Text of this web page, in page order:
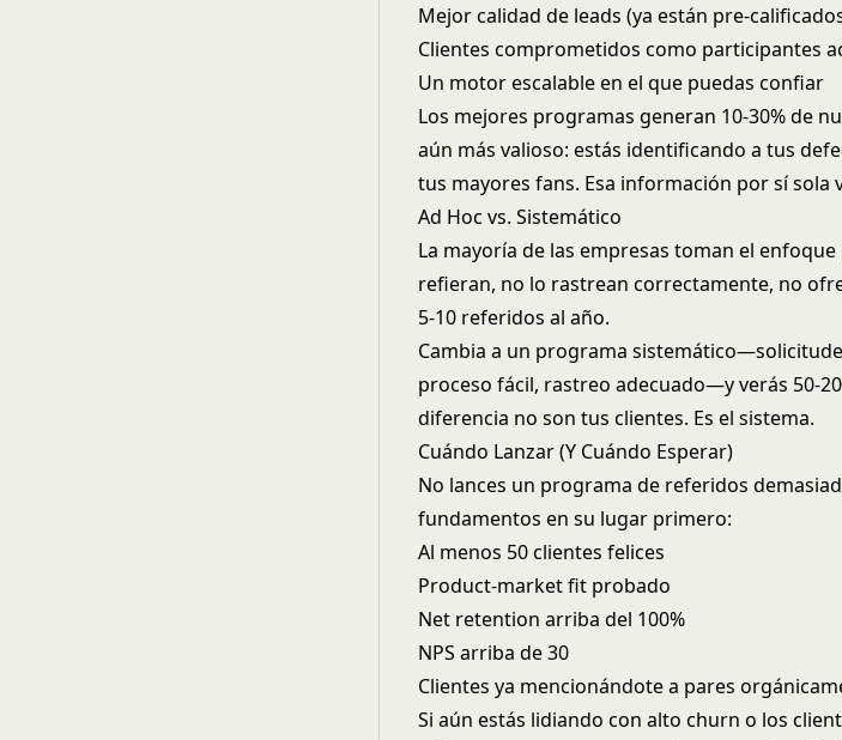
Mejor calidad de leads (ya están pre-
Clientes comprometidos como participantes
Un motor escalable en el que puedas confiar
Los mejores programas generan 10-30% de
aún más valioso: estás identificando a tus
tus mayores fans. Esa información por sí sola
Ad Hoc vs. Sistemático
La mayoría de las empresas toman el
refieran, no lo rastrean correctamente, no
5-10 referidos al año.
Cambia a un programa
proceso fácil, rastreo adecuado—y verás 50-
diferencia no son tus clientes. Es el sistema.
Cuándo Lanzar (Y Cuándo Esperar)
No lances un programa de referidos
fundamentos en su lugar primero:
Al menos 50 clientes felices
Product-market fit probado
Net retention arriba del 100%
NPS arriba de 30
Clientes ya mencionándote a pares
Si aún estás lidiando con alto churn o los